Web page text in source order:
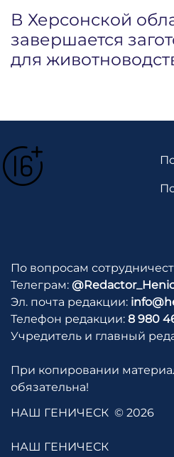
В Херсонской
завершается
для
По вопросам
Телеграм:
Эл. почта редакции:
Телефон редакции: 8 980
Учредитель и главный
При копировании
обязательна!
НАШ ГЕНИЧЕСК © 2026
НАШ ГЕНИЧЕСК